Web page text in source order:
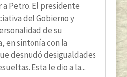
Petro. El presidente
del Gobierno y
de su
en sintonía con la
desnudó desigualdades
Esta le dio a la...